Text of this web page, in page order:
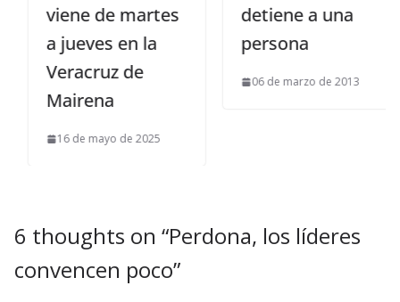
viene de martes
a jueves en la
Veracruz de
Mairena
16 de mayo de 2025
detiene a una
persona
06 de marzo de 2013
6 thoughts on “Perdona, los líderes
convencen poco”